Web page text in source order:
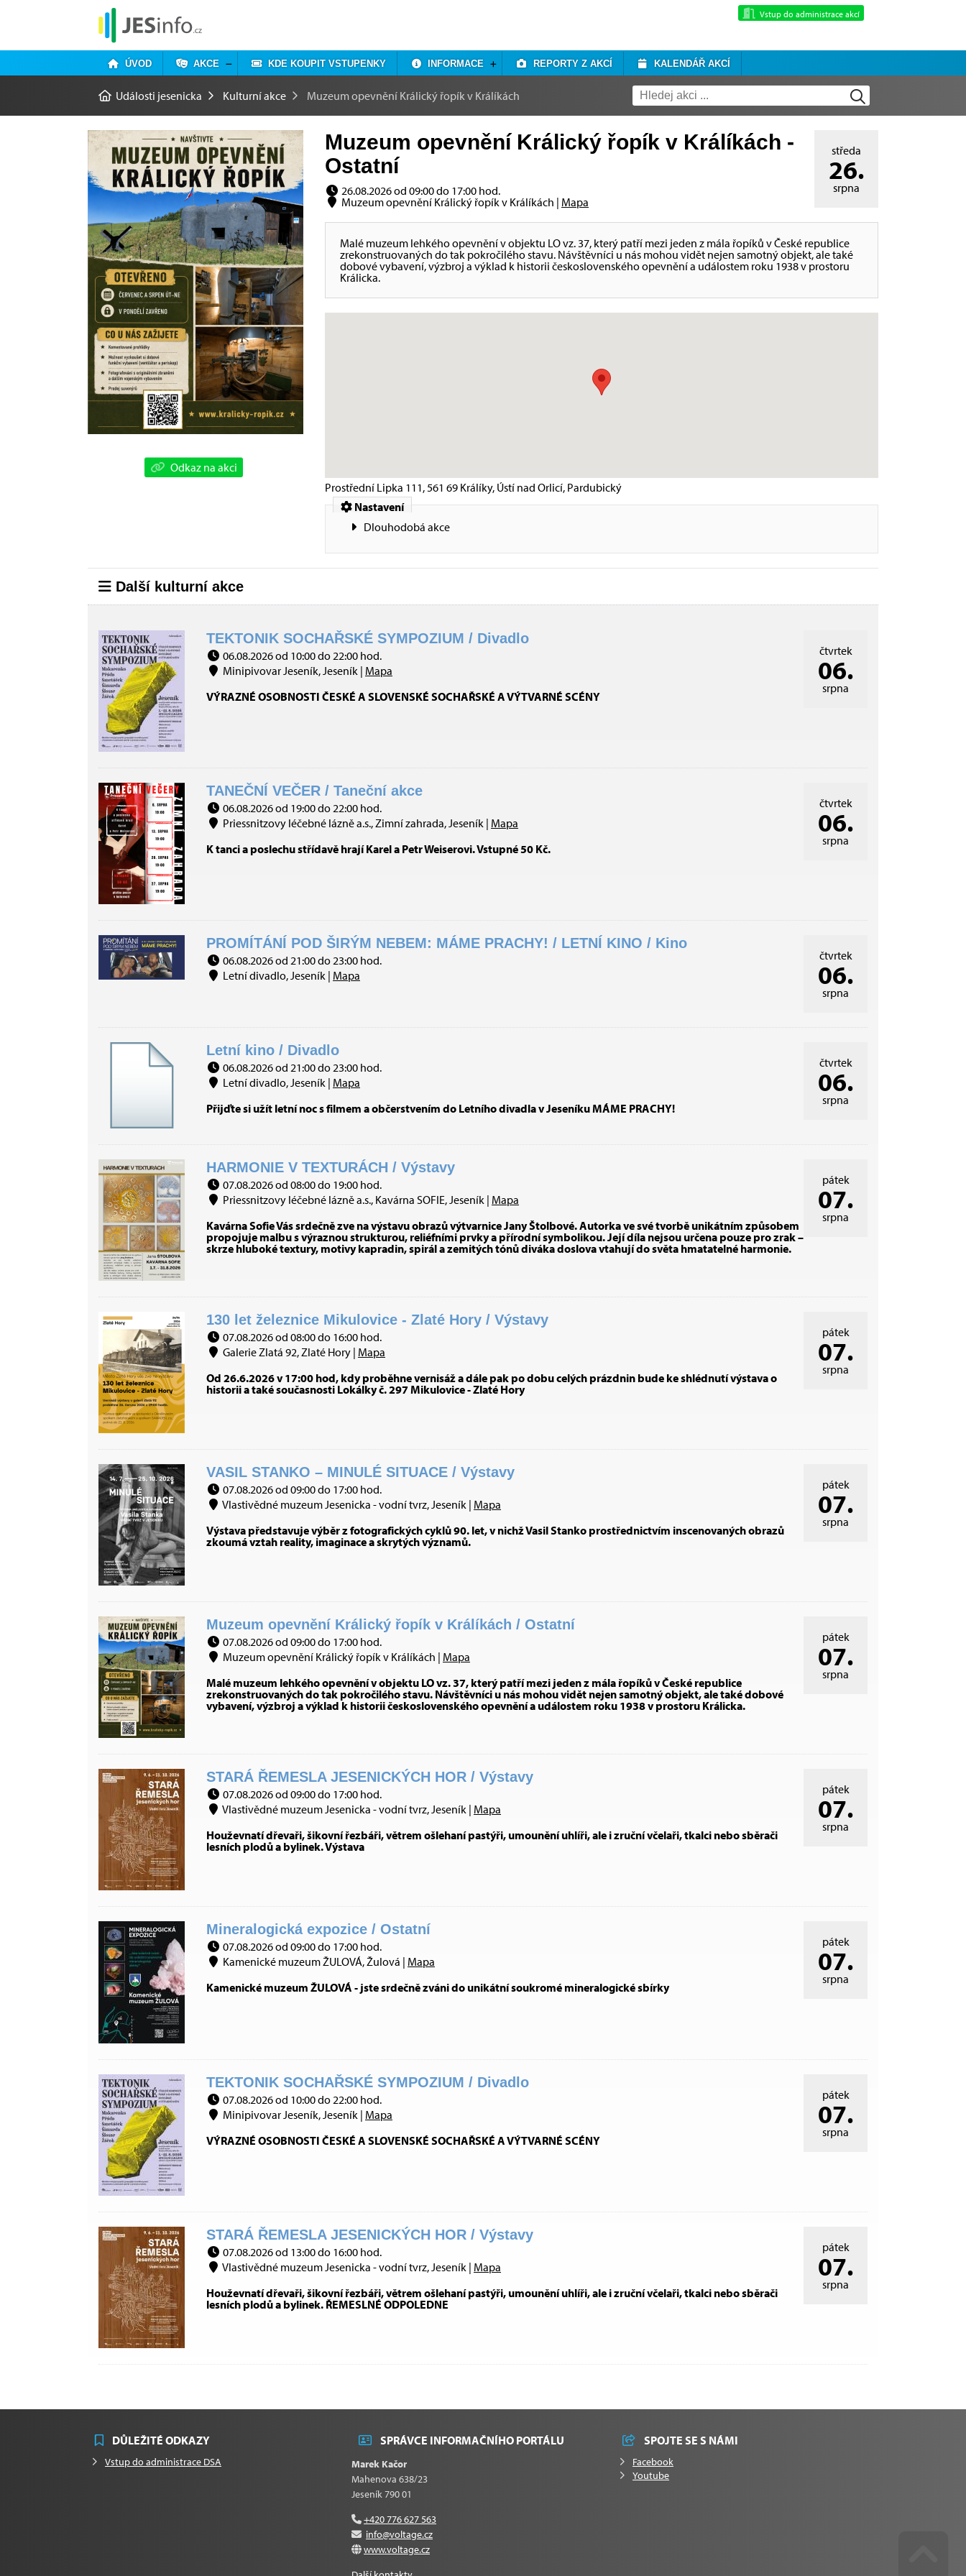
Vstup do administrace akcí
ÚVOD AKCE KDE KOUPIT VSTUPENKY INFORMACE REPORTY Z AKCÍ KALENDÁŘ AKCÍ
Události jesenicka Kulturní akce Muzeum opevnění Králický řopík v Králíkách
Odkaz na akci
středa
26.
srpna
Muzeum opevnění Králický řopík v Králíkách -
Ostatní
26.08.2026 od 09:00 do 17:00 hod.
Muzeum opevnění Králický řopík v Králíkách | Mapa
Malé muzeum lehkého opevnění v objektu LO vz. 37, který patří mezi jeden z mála řopíků v České republice
zrekonstruovaných do tak pokročilého stavu. Návštěvníci u nás mohou vidět nejen samotný objekt, ale také
dobové vybavení, výzbroj a výklad k historii československého opevnění a událostem roku 1938 v prostoru
Králicka.
Prostřední Lipka 111, 561 69 Králíky, Ústí nad Orlicí, Pardubický
Nastavení
Dlouhodobá akce
Další kulturní akce
čtvrtek
06.
srpna
TEKTONIK SOCHAŘSKÉ SYMPOZIUM / Divadlo
06.08.2026 od 10:00 do 22:00 hod.
Minipivovar Jeseník, Jeseník | Mapa
VÝRAZNÉ OSOBNOSTI ČESKÉ A SLOVENSKÉ SOCHAŘSKÉ A VÝTVARNÉ SCÉNY
čtvrtek
06.
srpna
TANEČNÍ VEČER / Taneční akce
06.08.2026 od 19:00 do 22:00 hod.
Priessnitzovy léčebné lázně a.s., Zimní zahrada, Jeseník | Mapa
K tanci a poslechu střídavě hrají Karel a Petr Weiserovi. Vstupné 50 Kč.
čtvrtek
06.
srpna
PROMÍTÁNÍ POD ŠIRÝM NEBEM: MÁME PRACHY! / LETNÍ KINO / Kino
06.08.2026 od 21:00 do 23:00 hod.
Letní divadlo, Jeseník | Mapa
čtvrtek
06.
srpna
Letní kino / Divadlo
06.08.2026 od 21:00 do 23:00 hod.
Letní divadlo, Jeseník | Mapa
Přijďte si užít letní noc s filmem a občerstvením do Letního divadla v Jeseníku MÁME PRACHY!
pátek
07.
srpna
HARMONIE V TEXTURÁCH / Výstavy
07.08.2026 od 08:00 do 19:00 hod.
Priessnitzovy léčebné lázně a.s., Kavárna SOFIE, Jeseník | Mapa
Kavárna Sofie Vás srdečně zve na výstavu obrazů výtvarnice Jany Štolbové. Autorka ve své tvorbě unikátním způsobem
propojuje malbu s výraznou strukturou, reliéfními prvky a přírodní symbolikou. Její díla nejsou určena pouze pro zrak –
skrze hluboké textury, motivy kapradin, spirál a zemitých tónů diváka doslova vtahují do světa hmatatelné harmonie.
pátek
07.
srpna
130 let železnice Mikulovice - Zlaté Hory / Výstavy
07.08.2026 od 08:00 do 16:00 hod.
Galerie Zlatá 92, Zlaté Hory | Mapa
Od 26.6.2026 v 17:00 hod, kdy proběhne vernisáž a dále pak po dobu celých prázdnin bude ke shlédnutí výstava o
historii a také současnosti Lokálky č. 297 Mikulovice - Zlaté Hory
pátek
07.
srpna
VASIL STANKO – MINULÉ SITUACE / Výstavy
07.08.2026 od 09:00 do 17:00 hod.
Vlastivědné muzeum Jesenicka - vodní tvrz, Jeseník | Mapa
Výstava představuje výběr z fotografických cyklů 90. let, v nichž Vasil Stanko prostřednictvím inscenovaných obrazů
zkoumá vztah reality, imaginace a skrytých významů.
pátek
07.
srpna
Muzeum opevnění Králický řopík v Králíkách / Ostatní
07.08.2026 od 09:00 do 17:00 hod.
Muzeum opevnění Králický řopík v Králíkách | Mapa
Malé muzeum lehkého opevnění v objektu LO vz. 37, který patří mezi jeden z mála řopíků v České republice
zrekonstruovaných do tak pokročilého stavu. Návštěvníci u nás mohou vidět nejen samotný objekt, ale také dobové
vybavení, výzbroj a výklad k historii československého opevnění a událostem roku 1938 v prostoru Králicka.
pátek
07.
srpna
STARÁ ŘEMESLA JESENICKÝCH HOR / Výstavy
07.08.2026 od 09:00 do 17:00 hod.
Vlastivědné muzeum Jesenicka - vodní tvrz, Jeseník | Mapa
Houževnatí dřevaři, šikovní řezbáři, větrem ošlehaní pastýři, umounění uhlíři, ale i zruční včelaři, tkalci nebo sběrači
lesních plodů a bylinek. Výstava
pátek
07.
srpna
Mineralogická expozice / Ostatní
07.08.2026 od 09:00 do 17:00 hod.
Kamenické muzeum ŽULOVÁ, Žulová | Mapa
Kamenické muzeum ŽULOVÁ - jste srdečně zváni do unikátní soukromé mineralogické sbírky
pátek
07.
srpna
TEKTONIK SOCHAŘSKÉ SYMPOZIUM / Divadlo
07.08.2026 od 10:00 do 22:00 hod.
Minipivovar Jeseník, Jeseník | Mapa
VÝRAZNÉ OSOBNOSTI ČESKÉ A SLOVENSKÉ SOCHAŘSKÉ A VÝTVARNÉ SCÉNY
pátek
07.
srpna
STARÁ ŘEMESLA JESENICKÝCH HOR / Výstavy
07.08.2026 od 13:00 do 16:00 hod.
Vlastivědné muzeum Jesenicka - vodní tvrz, Jeseník | Mapa
Houževnatí dřevaři, šikovní řezbáři, větrem ošlehaní pastýři, umounění uhlíři, ale i zruční včelaři, tkalci nebo sběrači
lesních plodů a bylinek. ŘEMESLNÉ ODPOLEDNE
DŮLEŽITÉ ODKAZY
Vstup do administrace DSA
SPRÁVCE INFORMAČNÍHO PORTÁLU
Marek Kačor
Mahenova 638/23
Jeseník 790 01
+420 776 627 563
info@voltage.cz
www.voltage.cz
SPOJTE SE S NÁMI
Facebook
Youtube